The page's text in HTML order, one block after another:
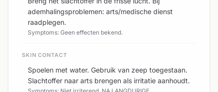
ademhalingsproblemen: arts/medische dienst
raadplegen.
Symptoms: Geen effecten bekend.
SKIN CONTACT
Spoelen met water. Gebruik van zeep toegestaan.
Slachtoffer naar arts brengen als irritatie aanhoudt.